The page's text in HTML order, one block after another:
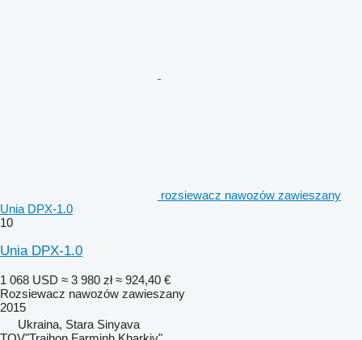
rozsiewacz nawozów zawieszany
Unia DPX-1.0
10
Unia DPX-1.0
1 068 USD ≈ 3 980 zł ≈ 924,40 €
Rozsiewacz nawozów zawieszany
2015
Ukraina, Stara Sinyava